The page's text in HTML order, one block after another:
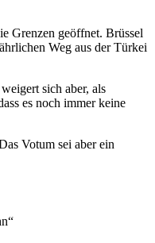
Grenzen geöffnet. Brüssel
Weg aus der Türkei
sich aber, als
es noch immer keine
Votum sei aber ein